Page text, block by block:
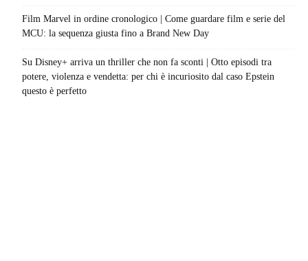
Film Marvel in ordine cronologico | Come guardare film e serie del
MCU: la sequenza giusta fino a Brand New Day
Su Disney+ arriva un thriller che non fa sconti | Otto episodi tra
potere, violenza e vendetta: per chi è incuriosito dal caso Epstein
questo è perfetto